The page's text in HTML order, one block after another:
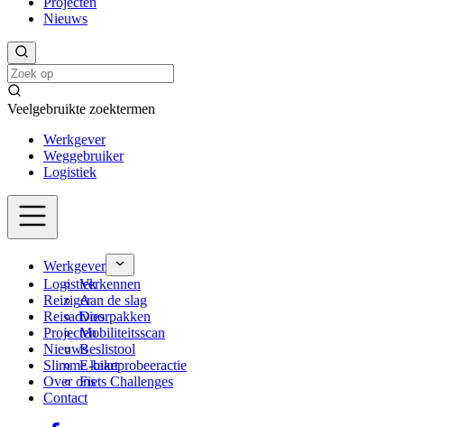
Nieuws
Veelgebruikte zoektermen
Werkgever
Weggebruiker
Logistiek
Werkgever
Verkennen
Aan de slag
Doorpakken
Mobiliteitsscan
Beslistool
E-bikeprobeeractie
Fiets Challenges
Logistiek
Reiziger
Reisadvies
Projecten
Nieuws
Slimme kaart
Over ons
Contact